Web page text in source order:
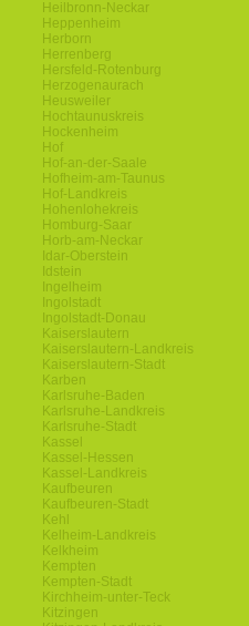
Heilbronn-Neckar
Heppenheim
Herborn
Herrenberg
Hersfeld-Rotenburg
Herzogenaurach
Heusweiler
Hochtaunuskreis
Hockenheim
Hof
Hof-an-der-Saale
Hofheim-am-Taunus
Hof-Landkreis
Hohenlohekreis
Homburg-Saar
Horb-am-Neckar
Idar-Oberstein
Idstein
Ingelheim
Ingolstadt
Ingolstadt-Donau
Kaiserslautern
Kaiserslautern-Landkreis
Kaiserslautern-Stadt
Karben
Karlsruhe-Baden
Karlsruhe-Landkreis
Karlsruhe-Stadt
Kassel
Kassel-Hessen
Kassel-Landkreis
Kaufbeuren
Kaufbeuren-Stadt
Kehl
Kelheim-Landkreis
Kelkheim
Kempten
Kempten-Stadt
Kirchheim-unter-Teck
Kitzingen